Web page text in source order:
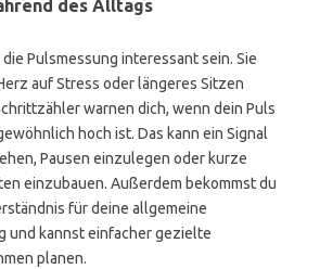
des Alltags
Pulsmessung interessant sein. Sie
auf Stress oder längeres Sitzen
warnen dich, wenn dein Puls
hoch ist. Das kann ein Signal
Pausen einzulegen oder kurze
einzubauen. Außerdem bekommst du
für deine allgemeine
und kannst einfacher gezielte
planen.